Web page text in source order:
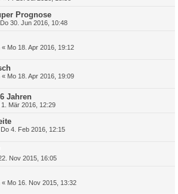
Prognose
Do 30. Jun 2016, 10:48
« Mo 18. Apr 2016, 19:12
« Mo 18. Apr 2016, 19:09
Jahren
1. Mär 2016, 12:29
Do 4. Feb 2016, 12:15
Nov 2015, 16:05
« Mo 16. Nov 2015, 13:32